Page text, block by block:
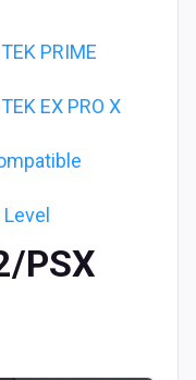
PRIME
EX PRO X
PSX